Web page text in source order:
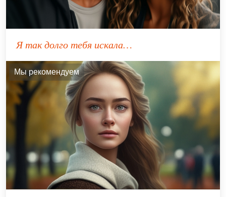
Я так долго тебя искала…
Мы рекомендуем